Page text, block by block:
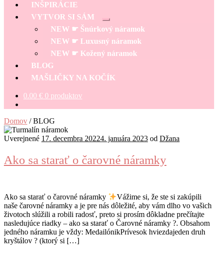
INŠPIRÁCIE
VYTVOR SI SÁM
Rozbaliť
podradené
menu
NEW ☛ Šnúrkový náramok
NEW ☛ Luxusný náramok
NEW ☛ Kožený náramok
BLOG
MAŠLIČKY NA KOČÍK
0.00 € 0 produktov
Domov /BLOG
Uverejnené 17. decembra 20224. januára 2023 od Džana
Ako sa starať o čarovné náramky
Ako sa starať o čarovné náramky
Vážime si, že ste si zakúpili
naše čarovné náramky a je pre nás dôležité, aby vám dlho vo vašich
životoch slúžili a robili radosť, preto si prosím dôkladne prečítajte
nasledujúce riadky – ako sa starať o Čarovné náramky ?. Obsahom
jedného náramku je vždy: MedailónikPrívesok hviezdajeden druh
kryštálov ? (ktorý si […]